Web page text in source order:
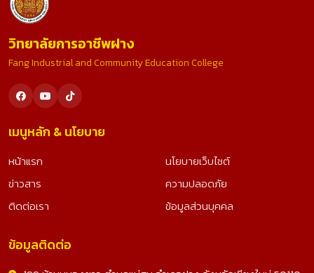
วิทยาลัยการอาชีพฝาง
Fang Industrial and Community Education College
เมนูหลัก & นโยบาย
หน้าแรก
ข่าวสาร
ติดต่อเรา
นโยบายเว็บไซต์
ความปลอดภัย
ข้อมูลส่วนบุคคล
ข้อมูลติดต่อ